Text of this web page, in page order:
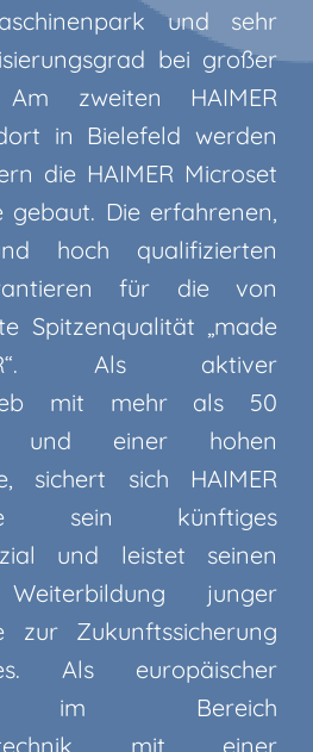
und sehr
bei großer
Am zweiten HAIMER
in Bielefeld werden
die HAIMER Microset
gebaut. Die erfahrenen,
hoch qualifizierten
für die von
Spitzenqualität „made
Als aktiver
mit mehr als 50
und einer hohen
sichert sich HAIMER
sein künftiges
und leistet seinen
junger
zur Zukunftssicherung
Als europäischer
im Bereich
mit einer